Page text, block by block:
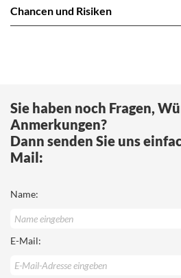
Chancen und Risiken
Sie haben noch Fragen,
Anmerkungen?
Dann senden Sie uns
Mail:
Name:
E-Mail: